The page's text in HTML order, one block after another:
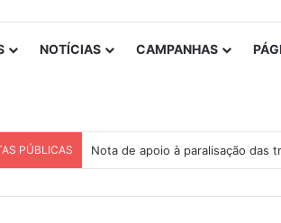
NOTÍCIAS CAMPANHAS
PÚBLICAS Nota de apoio à paralisação das